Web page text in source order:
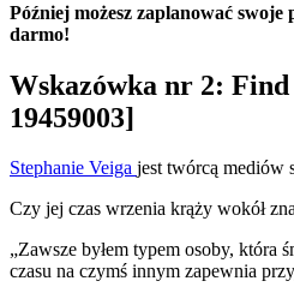
Później możesz zaplanować
darmo!
Wskazówka nr 2:
19459003]
Stephanie Veiga jest twórcą mediów
Czy jej czas wrzenia krąży wokół
„Zawsze byłem typem osoby, która
czasu na czymś innym zapewnia